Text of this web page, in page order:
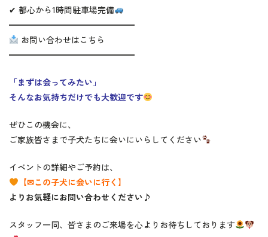
✔ 都心から1時間駐車場完備
━━━━━━━━━━━━━━━
お問い合わせはこちら
━━━━━━━━━━━━━━━
「まずは会ってみたい」
そんなお気持ちだけでも大歓迎です
ぜひこの機会に、
ご家族皆さまで子犬たちに会いにいらしてください
イベントの詳細やご予約は、
【✉この子犬に会いに行く】
よりお気軽にお問い合わせください♪
スタッフ一同、皆さまのご来場を心よりお待ちしております